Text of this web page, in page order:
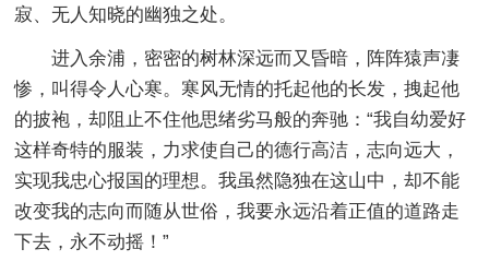
寂、无人知晓的幽独之处。
进入余浦，密密的树林深远而又昏暗，阵阵猿声凄
惨，叫得令人心寒。寒风无情的托起他的长发，拽起他
的披袍，却阻止不住他思绪劣马般的奔驰：“我自幼爱好
这样奇特的服装，力求使自己的德行高洁，志向远大，
实现我忠心报国的理想。我虽然隐独在这山中，却不能
改变我的志向而随从世俗，我要永远沿着正值的道路走
下去，永不动摇！”